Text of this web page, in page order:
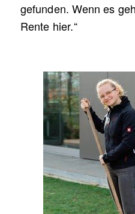
gefunden. Wenn es
Rente hier.“